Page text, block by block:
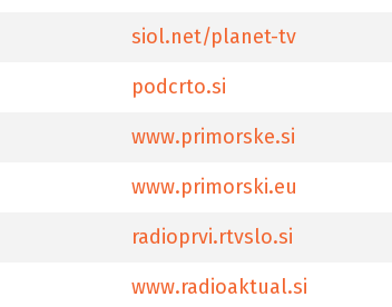
siol.net/planet-tv
podcrto.si
www.primorske.si
www.primorski.eu
radioprvi.rtvslo.si
www.radioaktual.si